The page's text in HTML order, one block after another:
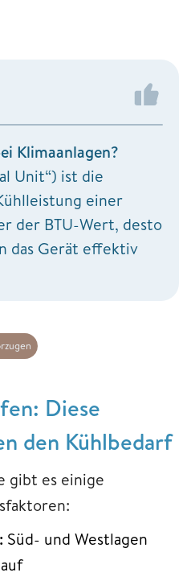
Klimaanlagen?
Unit“) ist die
einer
der BTU-Wert, desto
das Gerät effektiv
Diese
den Kühlbedarf
gibt es einige
Süd- und Westlagen